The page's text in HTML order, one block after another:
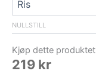
NULLSTILL
Kjøp dette
219 kr